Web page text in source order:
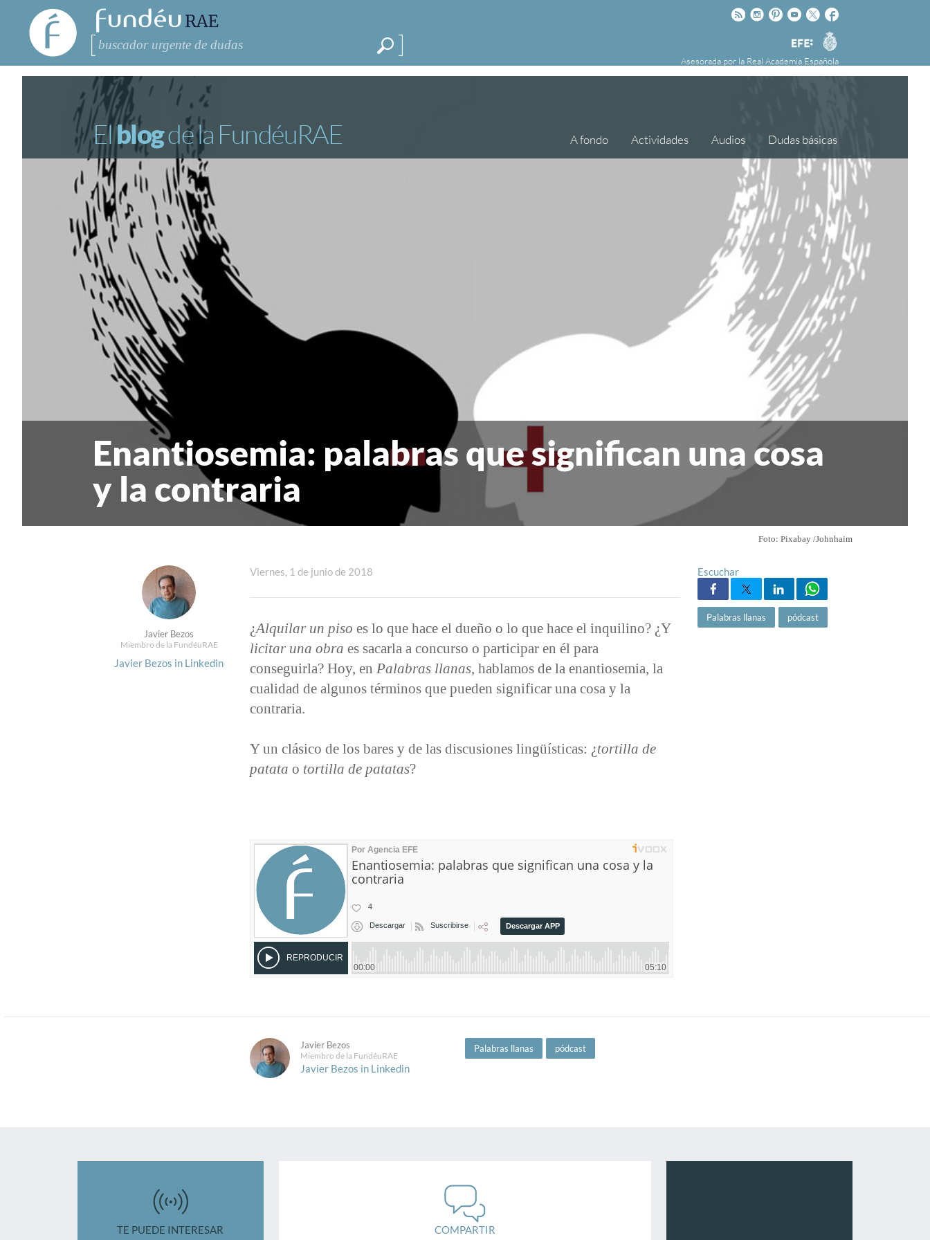
FundéuRAE
- Fundación
del Español
Urgente
Buscar
Facebook
Twitter
Youtube
Pinteres
Instagram
Rss
Agencia
EFE
Asesorada por la Real Academia Española
RECOMENDACIONES CONSULTAS ESPECIALES
español en los medios de comunicación y en
Internet.
Elblogde la FundéuRAE A fondo Actividades Audios Dudas básicas
Enantiosemia: palabras que significan una cosa
y la contraria
Foto: Pixabay /Johnhaim
Javier Bezos
Miembro de la FundéuRAE
Javier Bezos in Linkedin
Escuchar
Palabras llanas pódcast
Viernes, 1 de junio de 2018
¿Alquilar un piso es lo que hace el dueño o lo que hace el inquilino? ¿Y
licitar una obra es sacarla a concurso o participar en él para
conseguirla? Hoy, en Palabras llanas, hablamos de la enantiosemia, la
cualidad de algunos términos que pueden significar una cosa y la
contraria.
Y un clásico de los bares y de las discusiones lingüísticas: ¿tortilla de
patata o tortilla de patatas?
Javier Bezos
Miembro de la FundéuRAE
Javier Bezos in Linkedin
Palabras llanas pódcast
TE PUEDE INTERESAR COMPARTIR